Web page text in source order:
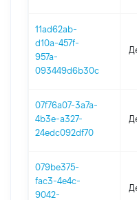
11ad62ab-
d10a-457f-
957a-
093449d6b30c
07f76a07-3a7a-
4b3e-a327-
24edc092df70
079be375-
fac3-4e4c-
9042-